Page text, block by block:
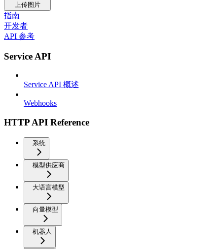
上传图片
指南
开发者
API 参考
Service API
Service API 概述
Webhooks
HTTP API Reference
系统
模型供应商
大语言模型
向量模型
机器人